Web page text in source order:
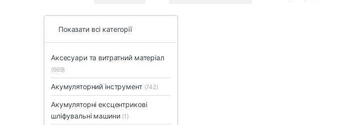
Показати всі категорії
Аксесуари та витратний матеріал
(669)
Акумуляторний інструмент (742)
Акумуляторні ексцентрикові
шліфувальні машини (1)